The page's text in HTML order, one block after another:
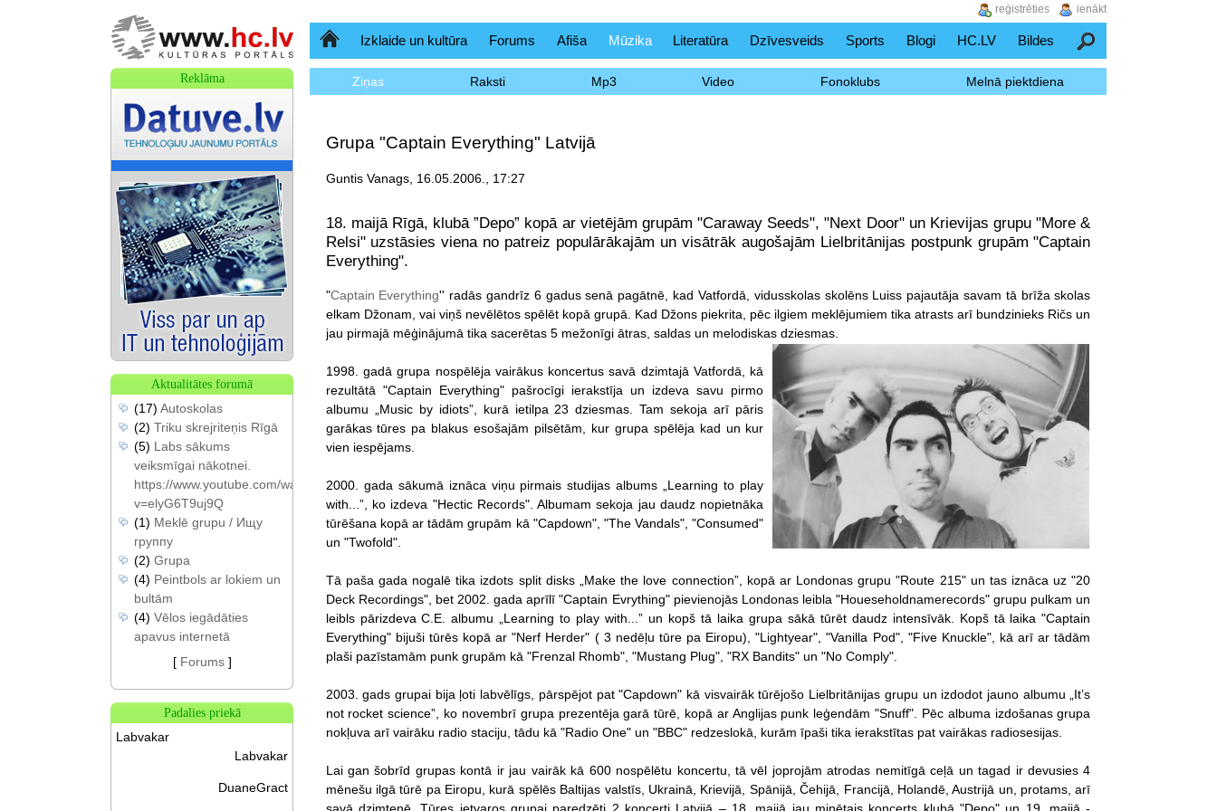
SākumlapaIzklaide un kultūra Forums Afiša Mūzika Literatūra Dzīvesveids Sports Blogi HC.LV Bildes Meklēšana
Ziņas Raksti Mp3 Video Fonoklubs Melnā piektdiena
Grupa "Captain Everything" Latvijā
Guntis Vanags, 16.05.2006., 17:27
18. maijā Rīgā, klubā ”Depo” kopā ar vietējām grupām "Caraway Seeds", "Next Door" un Krievijas grupu "More &
Relsi" uzstāsies viena no patreiz populārākajām un visātrāk augošajām Lielbritānijas postpunk grupām "Captain
Everything".
"Captain Everything'' radās gandrīz 6 gadus senā pagātnē, kad Vatfordā, vidusskolas skolēns Luiss pajautāja savam tā brīža skolas
elkam Džonam, vai viņš nevēlētos spēlēt kopā grupā. Kad Džons piekrita, pēc ilgiem meklējumiem tika atrasts arī bundzinieks Ričs un
jau pirmajā mēģinājumā tika sacerētas 5 mežonīgi ātras, saldas un melodiskas dziesmas.
1998. gadā grupa nospēlēja vairākus koncertus savā dzimtajā Vatfordā, kā
rezultātā "Captain Everything" pašrocīgi ierakstīja un izdeva savu pirmo
albumu „Music by idiots”, kurā ietilpa 23 dziesmas. Tam sekoja arī pāris
garākas tūres pa blakus esošajām pilsētām, kur grupa spēlēja kad un kur
vien iespējams.
2000. gada sākumā iznāca viņu pirmais studijas albums „Learning to play
with...”, ko izdeva "Hectic Records". Albumam sekoja jau daudz nopietnāka
tūrēšana kopā ar tādām grupām kā "Capdown", "The Vandals", "Consumed"
un "Twofold".
Tā paša gada nogalē tika izdots split disks „Make the love connection”, kopā ar Londonas grupu "Route 215" un tas iznāca uz "20
Deck Recordings", bet 2002. gada aprīlī "Captain Evrything" pievienojās Londonas leibla "Houeseholdnamerecords" grupu pulkam un
leibls pārizdeva C.E. albumu „Learning to play with...” un kopš tā laika grupa sākā tūrēt daudz intensīvāk. Kopš tā laika "Captain
Everything" bijuši tūrēs kopā ar "Nerf Herder" ( 3 nedēļu tūre pa Eiropu), "Lightyear", "Vanilla Pod", "Five Knuckle", kā arī ar tādām
plaši pazīstamām punk grupām kā "Frenzal Rhomb", "Mustang Plug", "RX Bandits" un "No Comply".
2003. gads grupai bija ļoti labvēlīgs, pārspējot pat "Capdown" kā visvairāk tūrējošo Lielbritānijas grupu un izdodot jauno albumu „It’s
not rocket science”, ko novembrī grupa prezentēja garā tūrē, kopā ar Anglijas punk leģendām "Snuff". Pēc albuma izdošanas grupa
nokļuva arī vairāku radio staciju, tādu kā "Radio One" un "BBC" redzeslokā, kurām īpaši tika ierakstītas pat vairākas radiosesijas.
Lai gan šobrīd grupas kontā ir jau vairāk kā 600 nospēlētu koncertu, tā vēl joprojām atrodas nemitīgā ceļā un tagad ir devusies 4
mēnešu ilgā tūrē pa Eiropu, kurā spēlēs Baltijas valstīs, Ukrainā, Krievijā, Spānijā, Čehijā, Francijā, Holandē, Austrijā un, protams, arī
savā dzimtenē. Tūres ietvaros grupai paredzēti 2 koncerti Latvijā – 18. maijā jau minētais koncerts klubā "Depo" un 19. maijā -
Reklāma
Aktualitātes forumā
(17) Autoskolas
(2) Triku skrejriteņis Rīgā
(5) Labs sākums
veiksmīgai nākotnei.
https://www.youtube.com/watch?
v=elyG6T9uj9Q
(1) Meklē grupu / Ищу
группу
(2) Grupa
(4) Peintbols ar lokiem un
bultām
(4) Vēlos iegādāties
apavus internetā
[ Forums]
Padalies priekā
Labvakar
Labvakar
DuaneGract
ienākt
reģistrēties